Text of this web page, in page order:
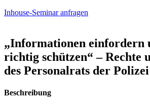
Inhouse-Seminar anfragen
„Informationen einfordern
richtig schützen“ – Rechte
des Personalrats der
Beschreibung